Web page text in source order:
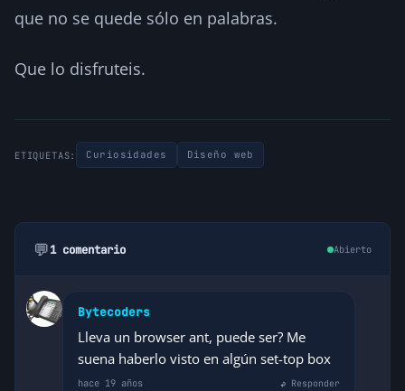
que no se quede sólo en palabras.
Que lo disfruteis.
ETIQUETAS: Curiosidades Diseño web
💬1 comentario Abierto
Bytecoders
Lleva un browser ant, puede ser? Me
suena haberlo visto en algún set-top box
hace 19 años ↩ Responder